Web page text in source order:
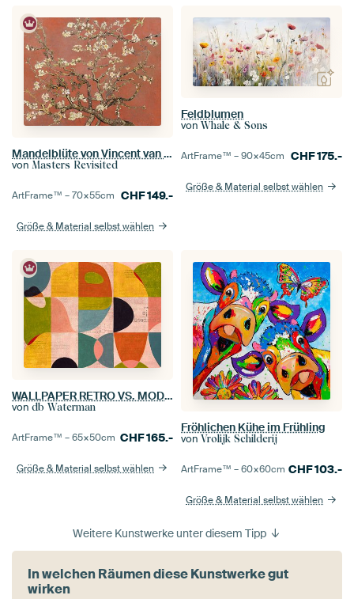
Mandelblüte von Vincent van Gogh (Koralle, Farbe des Jahres 2019)
von Masters Revisited
ArtFrame™ –70×55cm CHF149.-
Größe & Material selbst wählen
Feldblumen
von Whale & Sons
ArtFrame™ –90×45cm CHF175.-
Größe & Material selbst wählen
WALLPAPER RETRO VS. MODERN
von db Waterman
ArtFrame™ –65×50cm CHF165.-
Größe & Material selbst wählen
Fröhlichen Kühe im Frühling
von Vrolijk Schilderij
ArtFrame™ –60×60cm CHF103.-
Größe & Material selbst wählen
Weitere Kunstwerke unter diesem Tipp
In welchen Räumen diese Kunstwerke gut
wirken